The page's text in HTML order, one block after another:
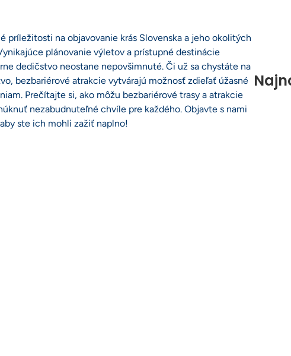
príležitosti na objavovanie krás Slovenska a jeho okolitých
plánovanie výletov a prístupné destinácie
dedičstvo neostane nepovšimnuté. Či už sa chystáte na
bezbariérové atrakcie vytvárajú možnosť zdieľať úžasné
Prečítajte si, ako môžu bezbariérové trasy a atrakcie
nezabudnuteľné chvíle pre každého. Objavte s nami
ste ich mohli zažiť naplno!